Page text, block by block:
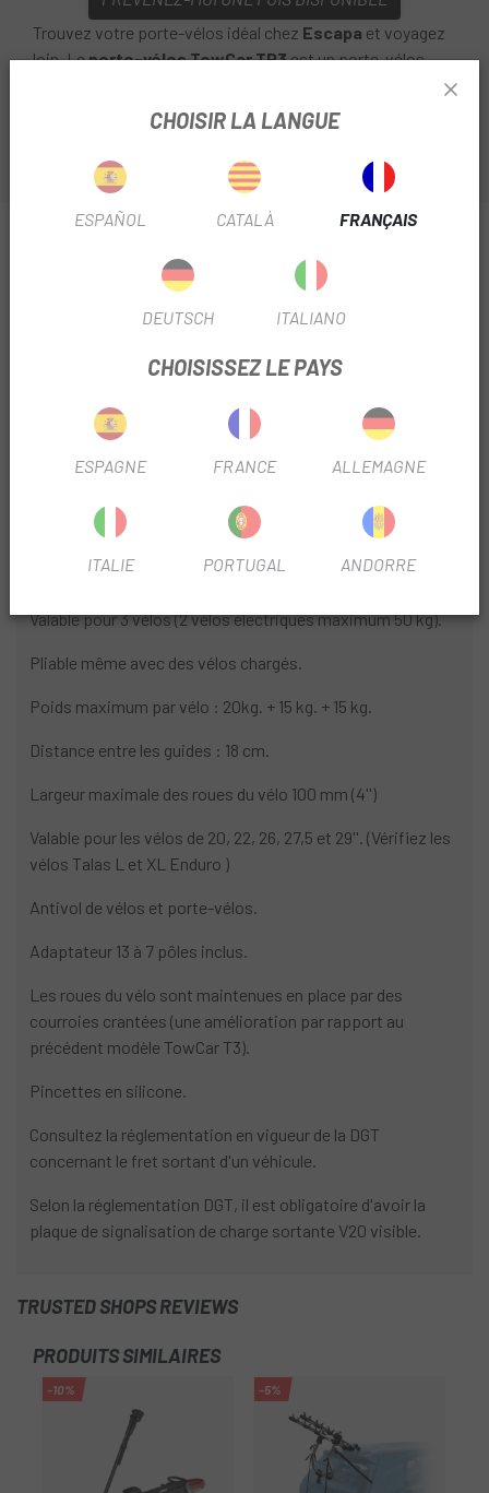
Trouvez votre porte-vélos idéal chez Escapa et voyagez
loin. Leporte-vélos TowCar TR3est un porte-vélos
VÉLOS 3 VÉLOS
FICHE PRODUIT
2022
UTILISER LE FILTRE VTT
TYPE PORTE-VÉLOS Attelage
INFORMATION PRODUIT
Valable pour 3 vélos (2 vélos électriques maximum 50 kg).
Pliable même avec des vélos chargés.
Poids maximum par vélo : 20kg. + 15 kg. + 15 kg.
Distance entre les guides : 18 cm.
Largeur maximale des roues du vélo 100 mm (4'')
Valable pour les vélos de 20, 22, 26, 27,5 et 29''. (Vérifiez les
vélos Talas L et XL Enduro )
Antivol de vélos et porte-vélos.
Adaptateur 13 à 7 pôles inclus.
Les roues du vélo sont maintenues en place par des
courroies crantées (une amélioration par rapport au
précédent modèle TowCar T3).
Pincettes en silicone.
Consultez la réglementation en vigueur de la DGT
concernant le fret sortant d'un véhicule.
Selon la réglementation DGT, il est obligatoire d'avoir la
plaque de signalisation de charge sortante V20 visible.
TRUSTED SHOPS REVIEWS
PRODUITS SIMILAIRES
-10% -5%
CHOISIR LA LANGUE
ESPAÑOL CATALÀ FRANÇAIS
DEUTSCH ITALIANO
CHOISISSEZ LE PAYS
ESPAGNE FRANCE ALLEMAGNE
ITALIE PORTUGAL ANDORRE